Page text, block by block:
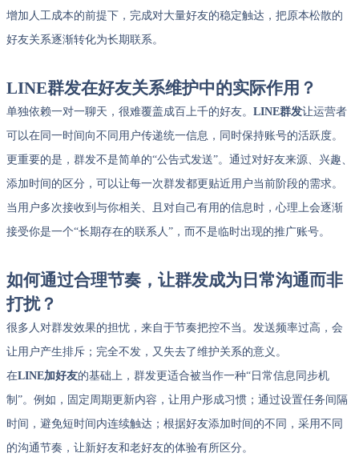
增加人工成本的前提下，完成对大量好友的稳定触达，把原本松散的
好友关系逐渐转化为长期联系。
LINE群发在好友关系维护中的实际作用？
单独依赖一对一聊天，很难覆盖成百上千的好友。 LINE群发让运营者
可以在同一时间向不同用户传递统一信息，同时保持账号的活跃度。
更重要的是，群发不是简单的“公告式发送”。通过对好友来源、兴趣、
添加时间的区分，可以让每一次群发都更贴近用户当前阶段的需求。
当用户多次接收到与你相关、且对自己有用的信息时，心理上会逐渐
接受你是一个“长期存在的联系人”，而不是临时出现的推广账号。
如何通过合理节奏，让群发成为日常沟通而非
打扰？
很多人对群发效果的担忧，来自于节奏把控不当。发送频率过高，会
让用户产生排斥；完全不发，又失去了维护关系的意义。
在LINE加好友的基础上，群发更适合被当作一种“日常信息同步机
制”。例如，固定周期更新内容，让用户形成习惯；通过设置任务间隔
时间，避免短时间内连续触达；根据好友添加时间的不同，采用不同
的沟通节奏，让新好友和老好友的体验有所区分。